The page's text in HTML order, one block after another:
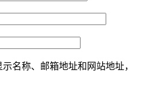
名称、邮箱地址和网站地址，